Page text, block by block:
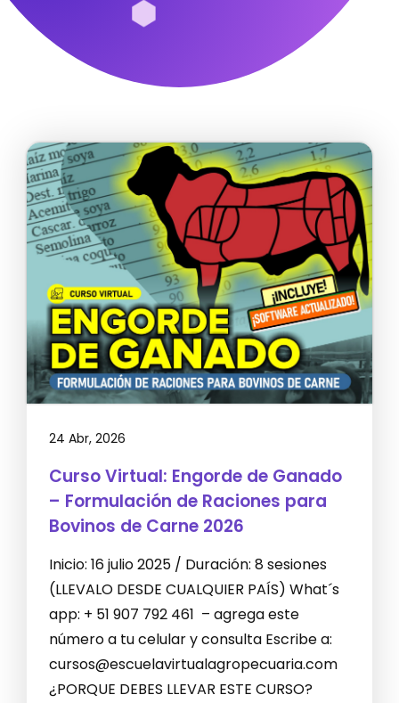
24 Abr, 2026
Curso Virtual: Engorde de Ganado
– Formulación de Raciones para
Bovinos de Carne 2026
Inicio: 16 julio 2025 / Duración: 8 sesiones
(LLEVALO DESDE CUALQUIER PAÍS) What´s
app: + 51 907 792 461 – agrega este
número a tu celular y consulta Escribe a:
cursos@escuelavirtualagropecuaria.com
¿PORQUE DEBES LLEVAR ESTE CURSO?